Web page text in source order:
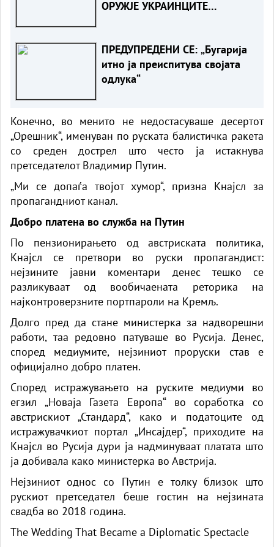
ОРУЖЈЕ УКРАИНЦИТЕ
ПРЕДУПРЕДЕНИ СЕ: „Бугарија
итно ја преиспитува својата
одлука“
Конечно, во менито не недостасуваше десертот
„Орешник“, именуван по руската балистичка ракета
со среден дострел што често ја истакнува
претседателот Владимир Путин.
„Ми се допаѓа твојот хумор“, призна Кнајсл за
пропагандниот канал.
Добро платена во служба на Путин
По пензионирањето од австриската политика,
Кнајсл се претвори во руски пропагандист:
нејзините јавни коментари денес тешко се
разликуваат од вообичаената реторика на
најконтроверзните портпароли на Кремљ.
Долго пред да стане министерка за надворешни
работи, таа редовно патуваше во Русија. Денес,
според медиумите, нејзиниот проруски став е
официјално добро платен.
Според истражувањето на руските медиуми во
егзил „Новаја Газета Европа“ во соработка со
австрискиот „Стандард“, како и податоците од
истражувачкиот портал „Инсајдер“, приходите на
Кнајсл во Русија дури ја надминуваат платата што
ја добивала како министерка во Австрија.
Нејзиниот однос со Путин е толку близок што
рускиот претседател беше гостин на нејзината
свадба во 2018 година.
The Wedding That Became a Diplomatic Spectacle